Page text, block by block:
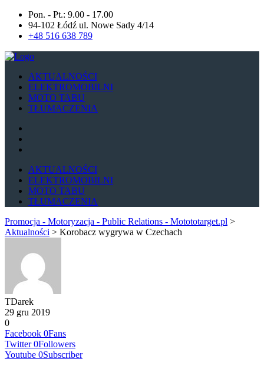
Pon. - Pt.: 9.00 - 17.00
94-102 Łódź ul. Nowe Sady 4/14
+48 516 638 789
AKTUALNOŚCI
ELEKTROMOBILNI
MOTO TABU
TŁUMACZENIA
AKTUALNOŚCI
ELEKTROMOBILNI
MOTO TABU
TŁUMACZENIA
Promocja - Motoryzacja - Public Relations - Motototarget.pl >
Aktualności > Korobacz wygrywa w Czechach
TDarek
29 gru 2019
0
Facebook 0Fans
Twitter 0Followers
Youtube 0Subscriber